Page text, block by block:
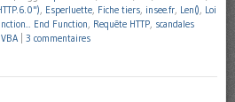
, Esperluette, Fiche tiers, insee.fr, Len(), Loi
End Function, Requête HTTP, scandales
VBA 3 commentaires